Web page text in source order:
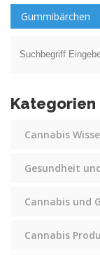
Gummibärchen
Kategorien
Cannabis
Gesundheit
Cannabis und
Cannabis